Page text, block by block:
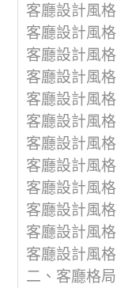
客廳設計風
客廳設計風
客廳設計風
客廳設計風
客廳設計風
客廳設計風
客廳設計風
客廳設計風
客廳設計風
客廳設計風
客廳設計風
客廳設計風
二、客廳格